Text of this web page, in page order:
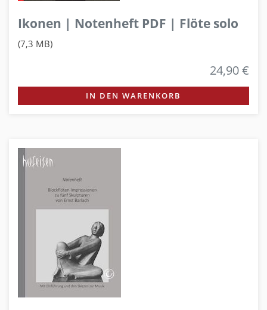
Ikonen | Notenheft PDF | Flöte solo
(7,3 MB)
24,90 €
IN DEN WARENKORB